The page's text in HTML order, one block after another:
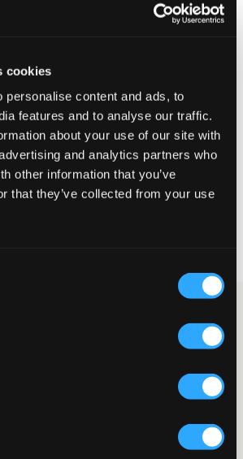
cookies
personalise content and ads, to
features and to analyse our traffic.
about your use of our site with
and analytics partners who
other information that you’ve
that they’ve collected from your use
EN STØRRELSE
Gå ikke glip af de matchende bukser,